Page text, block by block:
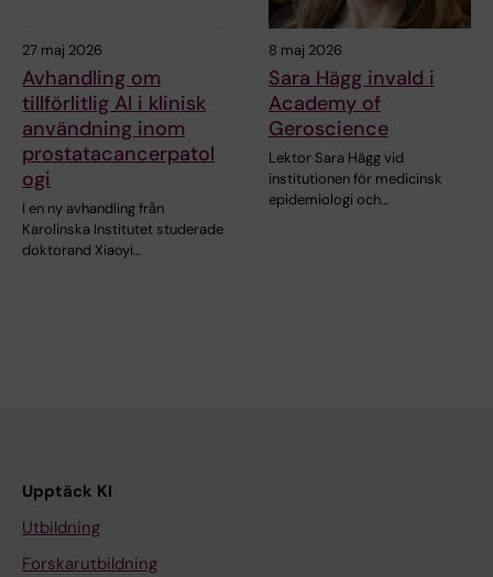
27 maj 2026
Avhandling om
tillförlitlig AI i klinisk
användning inom
prostatacancerpatol
ogi
I en ny avhandling från
Karolinska Institutet studerade
doktorand Xiaoyi…
8 maj 2026
Sara Hägg invald i
Academy of
Geroscience
Lektor Sara Hägg vid
institutionen för medicinsk
epidemiologi och…
Upptäck KI
Utbildning
Forskarutbildning